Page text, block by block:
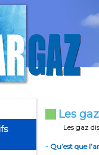
Les
Les gaz
- Qu’est que